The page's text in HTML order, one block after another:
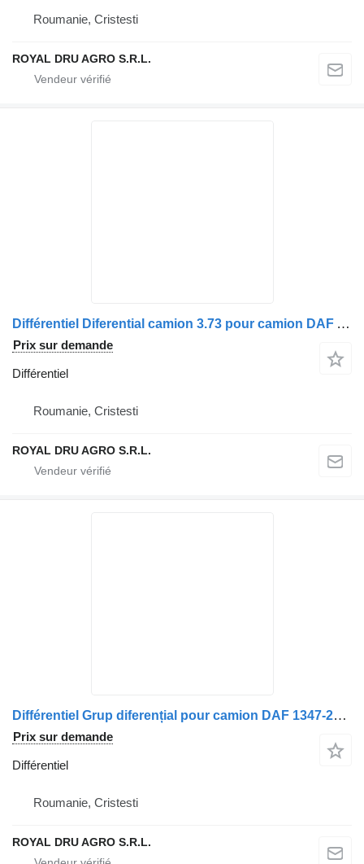
Roumanie, Cristesti
ROYAL DRU AGRO S.R.L.
Différentiel Diferential camion 3.73 pour camion DAF AAS822
Prix sur demande
Différentiel
Roumanie, Cristesti
ROYAL DRU AGRO S.R.L.
Différentiel Grup diferențial pour camion DAF 1347-269-15
Prix sur demande
Différentiel
Roumanie, Cristesti
ROYAL DRU AGRO S.R.L.